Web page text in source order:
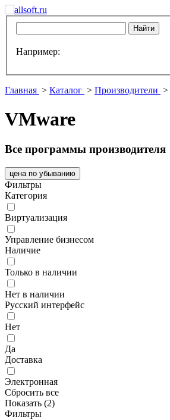
Например:
Главная > Каталог > Производители >
VMware
Все программы производителя
цена по убыванию
Фильтры
Категория
Виртуализация
Управление бизнесом
Наличие
Только в наличии
Нет в наличии
Русский интерфейс
Нет
Да
Доставка
Электронная
Сбросить все
Показать (2)
Фильтры